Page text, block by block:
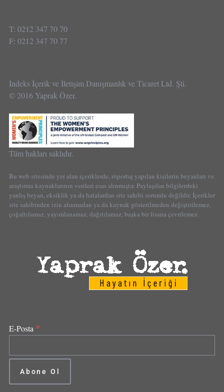
T: 0212 347 70 70
F: 0212 347 70 77
İndeks İçerik ve İletişim Danışmanlık ve Ticaret Ltd. Şti.
© 2016 Yaprak Özer.
Tüm hakları saklıdır.
Bu web sitesinde yer alan içeriklerde, röportaj yapılan kişilerin beyanları ve
araştırma kaynaklarının verileri esas alınmıştır. Paylaşılan bilgilerdeki
yanlış beyan, eksiklik ya da hatalardan site sahibi sorumlu değildir. İçerikler
site sahibinden izin alınmadan ya da kaynak gösterilmeden değiştirilemez,
çoğaltılamaz, yayımlanamaz, dağıtılamaz, başka bir lisana çevrilemez.
E-Posta *